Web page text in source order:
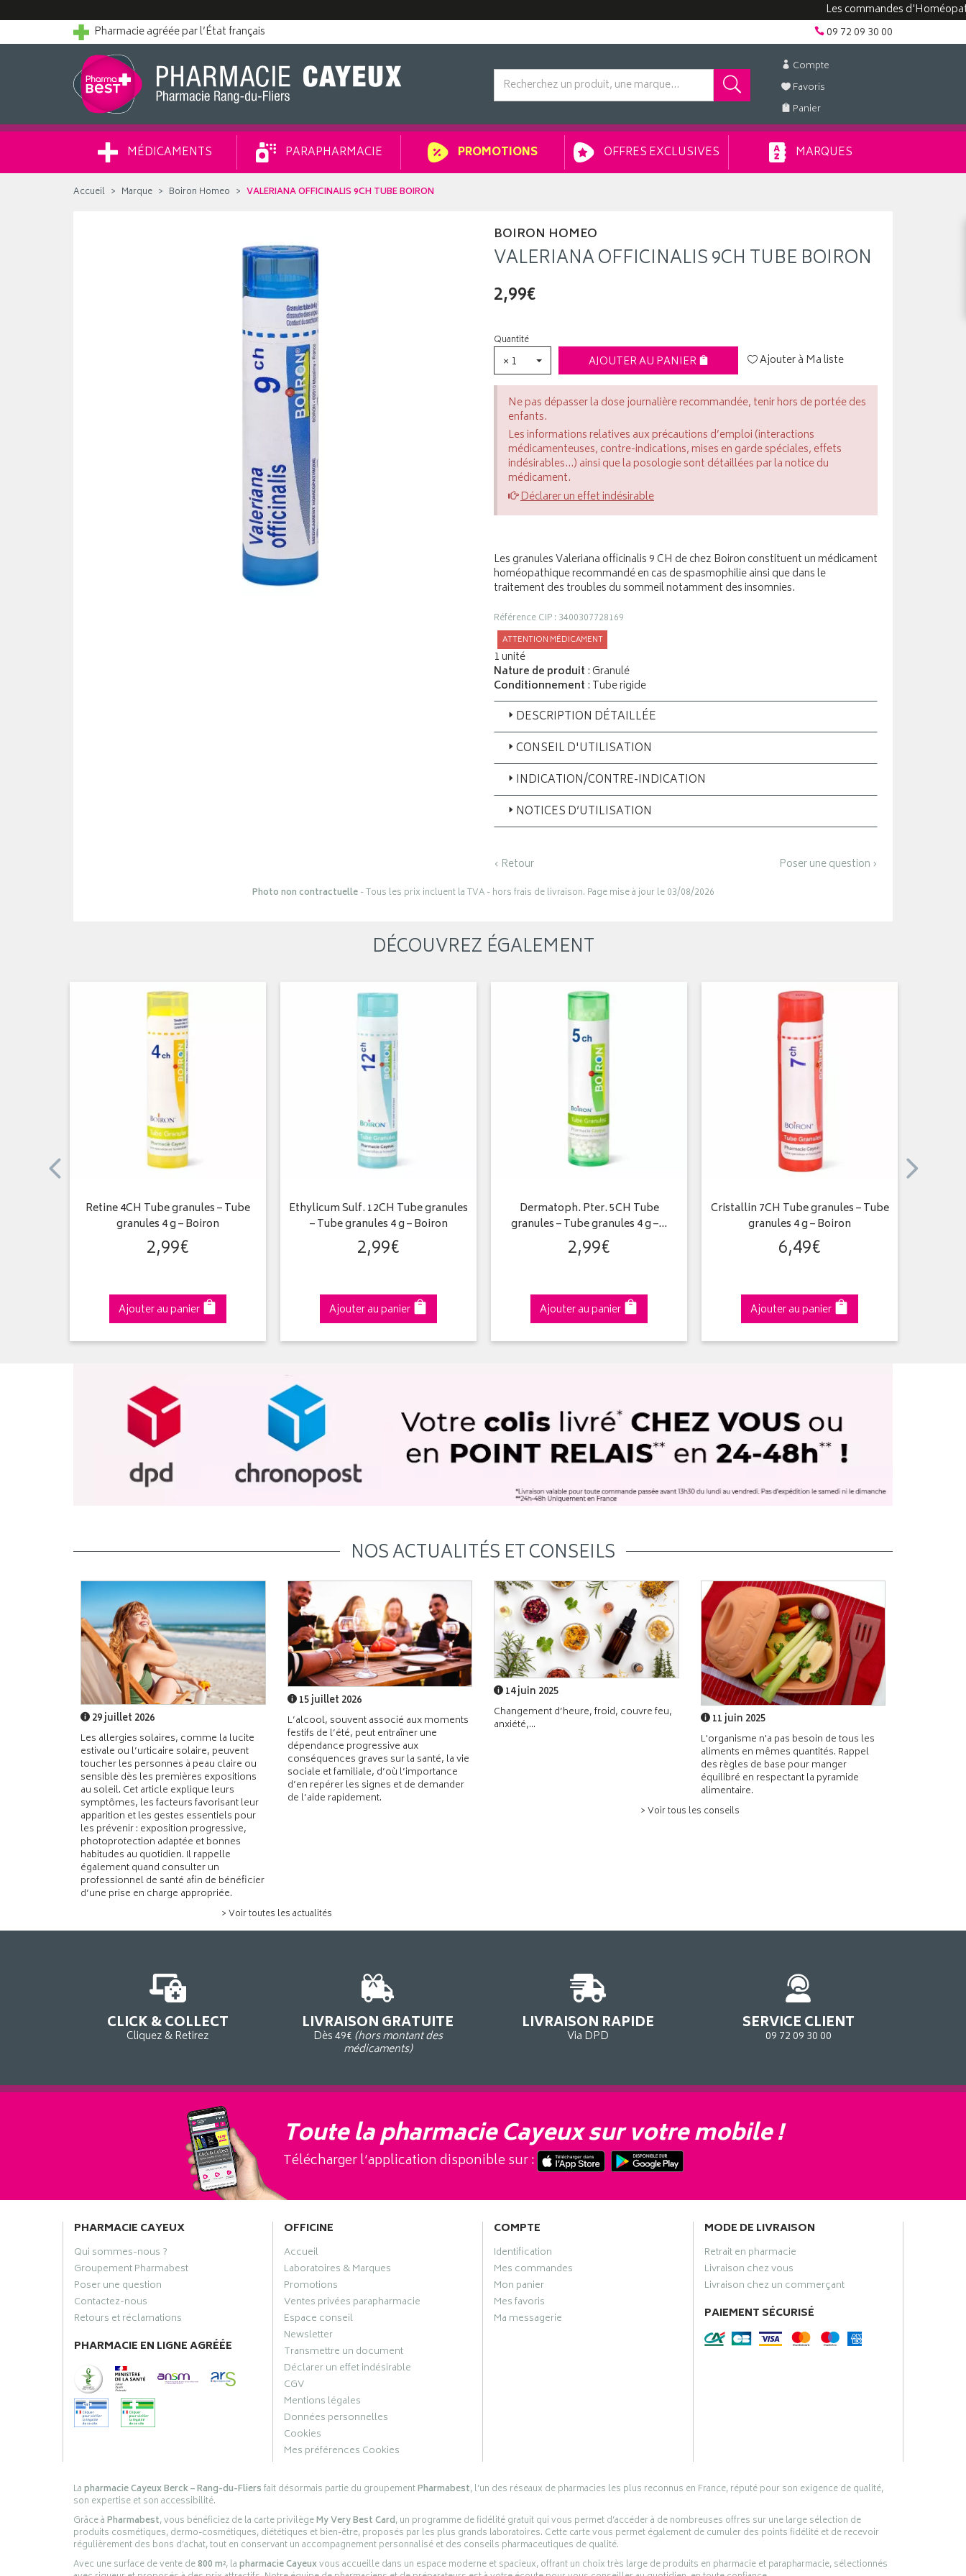
Les commandes d'Homéopathie
Pharmacie agréée par l’État français
09 72 09 30 00
Compte
Favoris
Panier
MÉDICAMENTS PARAPHARMACIE PROMOTIONS OFFRES EXCLUSIVES MARQUES
Accueil Marque Boiron Homeo VALERIANA OFFICINALIS 9CH TUBE BOIRON
BOIRON HOMEO
VALERIANA OFFICINALIS 9CH TUBE BOIRON
2,99€
Quantité
× 1 AJOUTER AU PANIER Ajouter à Ma liste
Ne pas dépasser la dose journalière recommandée, tenir hors de portée des
enfants.
Les informations relatives aux précautions d’emploi (interactions
médicamenteuses, contre-indications, mises en garde spéciales, effets
indésirables...) ainsi que la posologie sont détaillées par la notice du
médicament.
Déclarer un effet indésirable
Les granules Valeriana officinalis 9 CH de chez Boiron constituent un médicament
homéopathique recommandé en cas de spasmophilie ainsi que dans le
traitement des troubles du sommeil notamment des insomnies.
Référence CIP : 3400307728169
ATTENTION MÉDICAMENT
1 unité
Nature de produit : Granulé
Conditionnement : Tube rigide
DESCRIPTION DÉTAILLÉE
CONSEIL D'UTILISATION
INDICATION/CONTRE-INDICATION
NOTICES D’UTILISATION
‹ Retour Poser une question ›
Photo non contractuelle- Tous les prix incluent la TVA - hors frais de livraison. Page mise à jour le 03/08/2026
DÉCOUVREZ ÉGALEMENT
Retine 4CH Tube granules – Tube
granules 4 g – Boiron
2,99€
Ajouter au panier
Ethylicum Sulf. 12CH Tube granules
– Tube granules 4 g – Boiron
2,99€
Ajouter au panier
Dermatoph. Pter. 5CH Tube
granules – Tube granules 4 g –…
2,99€
Ajouter au panier
Cristallin 7CH Tube granules – Tube
granules 4 g – Boiron
6,49€
Ajouter au panier
NOS ACTUALITÉS ET CONSEILS
29 juillet 2026
Les allergies solaires, comme la lucite
estivale ou l’urticaire solaire, peuvent
toucher les personnes à peau claire ou
sensible dès les premières expositions
au soleil. Cet article explique leurs
symptômes, les facteurs favorisant leur
apparition et les gestes essentiels pour
les prévenir : exposition progressive,
photoprotection adaptée et bonnes
habitudes au quotidien. Il rappelle
également quand consulter un
professionnel de santé afin de bénéficier
d’une prise en charge appropriée.
15 juillet 2026
L’alcool, souvent associé aux moments
festifs de l’été, peut entraîner une
dépendance progressive aux
conséquences graves sur la santé, la vie
sociale et familiale, d’où l’importance
d’en repérer les signes et de demander
de l’aide rapidement.
> Voir toutes les actualités
14 juin 2025
Changement d’heure, froid, couvre feu,
anxiété,...
11 juin 2025
L'organisme n'a pas besoin de tous les
aliments en mêmes quantités. Rappel
des règles de base pour manger
équilibré en respectant la pyramide
alimentaire.
> Voir tous les conseils
CLICK & COLLECT
Cliquez & Retirez
LIVRAISON GRATUITE
Dès 49€ (hors montant des
médicaments)
LIVRAISON RAPIDE
Via DPD
SERVICE CLIENT
09 72 09 30 00
Toute la pharmacie Cayeux sur votre mobile !
Télécharger l’application disponible sur :
PHARMACIE CAYEUX
Qui sommes-nous ?
Groupement Pharmabest
Poser une question
Contactez-nous
Retours et réclamations
PHARMACIE EN LIGNE AGRÉÉE
OFFICINE
Accueil
Laboratoires & Marques
Promotions
Ventes privées parapharmacie
Espace conseil
Newsletter
Transmettre un document
Déclarer un effet indésirable
CGV
Mentions légales
Données personnelles
Cookies
Mes préférences Cookies
COMPTE
Identification
Mes commandes
Mon panier
Mes favoris
Ma messagerie
MODE DE LIVRAISON
Retrait en pharmacie
Livraison chez vous
Livraison chez un commerçant
PAIEMENT SÉCURISÉ
Lapharmacie Cayeux Berck – Rang-du-Fliersfait désormais partie du groupementPharmabest, l’un des réseaux de pharmacies les plus reconnus en France, réputé pour son exigence de qualité,
son expertise et son accessibilité.
Grâce àPharmabest, vous bénéficiez de la carte privilègeMy Very Best Card, un programme de fidélité gratuit qui vous permet d’accéder à de nombreuses offres sur une large sélection de
produits cosmétiques, dermo-cosmétiques, diététiques et bien-être, proposés par les plus grands laboratoires. Cette carte vous permet également de cumuler des points fidélité et de recevoir
régulièrement des bons d’achat, tout en conservant un accompagnement personnalisé et des conseils pharmaceutiques de qualité.
Avec une surface de vente de800 m², lapharmacie Cayeuxvous accueille dans un espace moderne et spacieux, offrant un choix très large de produits en pharmacie et parapharmacie, sélectionnés